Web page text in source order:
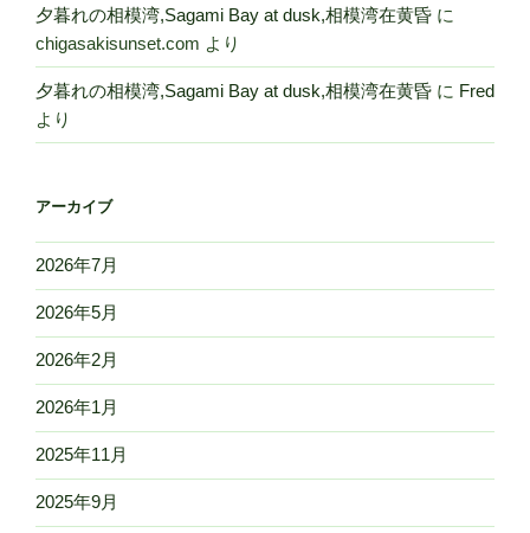
夕暮れの相模湾,Sagami Bay at dusk,相模湾在黄昏 に
chigasakisunset.com より
夕暮れの相模湾,Sagami Bay at dusk,相模湾在黄昏 に Fred
より
アーカイブ
2026年7月
2026年5月
2026年2月
2026年1月
2025年11月
2025年9月